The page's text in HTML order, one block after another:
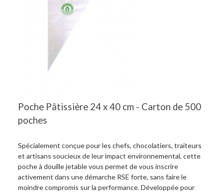
Poche Pâtissière 24 x 40 cm - Carton de 500
poches
Spécialement conçue pour les chefs, chocolatiers, traiteurs
et artisans soucieux de leur impact environnemental, cette
poche à douille jetable vous permet de vous inscrire
activement dans une démarche RSE forte, sans faire le
moindre compromis sur la performance. Développée pour